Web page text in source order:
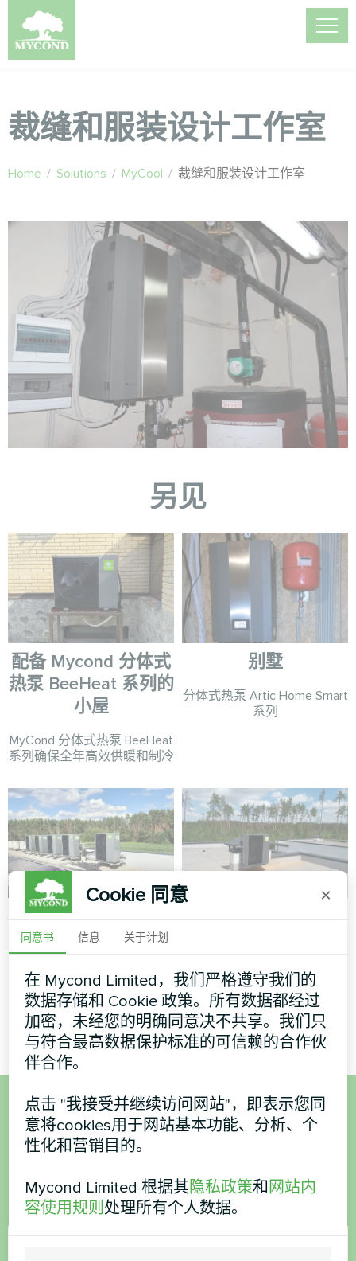
裁缝和服装设计工作室
Home / Solutions / MyCool / 裁缝和服装设计工作室
另见
配备 Mycond 分体式
热泵 BeeHeat 系列的
小屋
MyCond 分体式热泵 BeeHeat
系列确保全年高效供暖和制冷
别墅
分体式热泵 Artic Home Smart
系列
采用 Mycond 热泵
BeeEco 系列的工业
MyCond 热泵 BeeEco 系列提
供可持续的加热和冷却
想购买或有疑问？
名称
Cookie 同意 ×
同意书 信息 关于计划
在 Mycond Limited，我们严格遵守我们的
数据存储和 Cookie 政策。所有数据都经过
加密，未经您的明确同意决不共享。我们只
与符合最高数据保护标准的可信赖的合作伙
伴合作。
点击 "我接受并继续访问网站"，即表示您同
意将cookies用于网站基本功能、分析、个
性化和营销目的。
Mycond Limited 根据其隐私政策和 网站内
容使用规则处理所有个人数据。